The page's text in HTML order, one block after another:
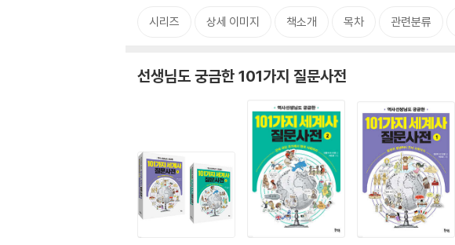
시리즈 상세 이미지 책소개 목차 관련분류
선생님도 궁금한 101가지 질문사전